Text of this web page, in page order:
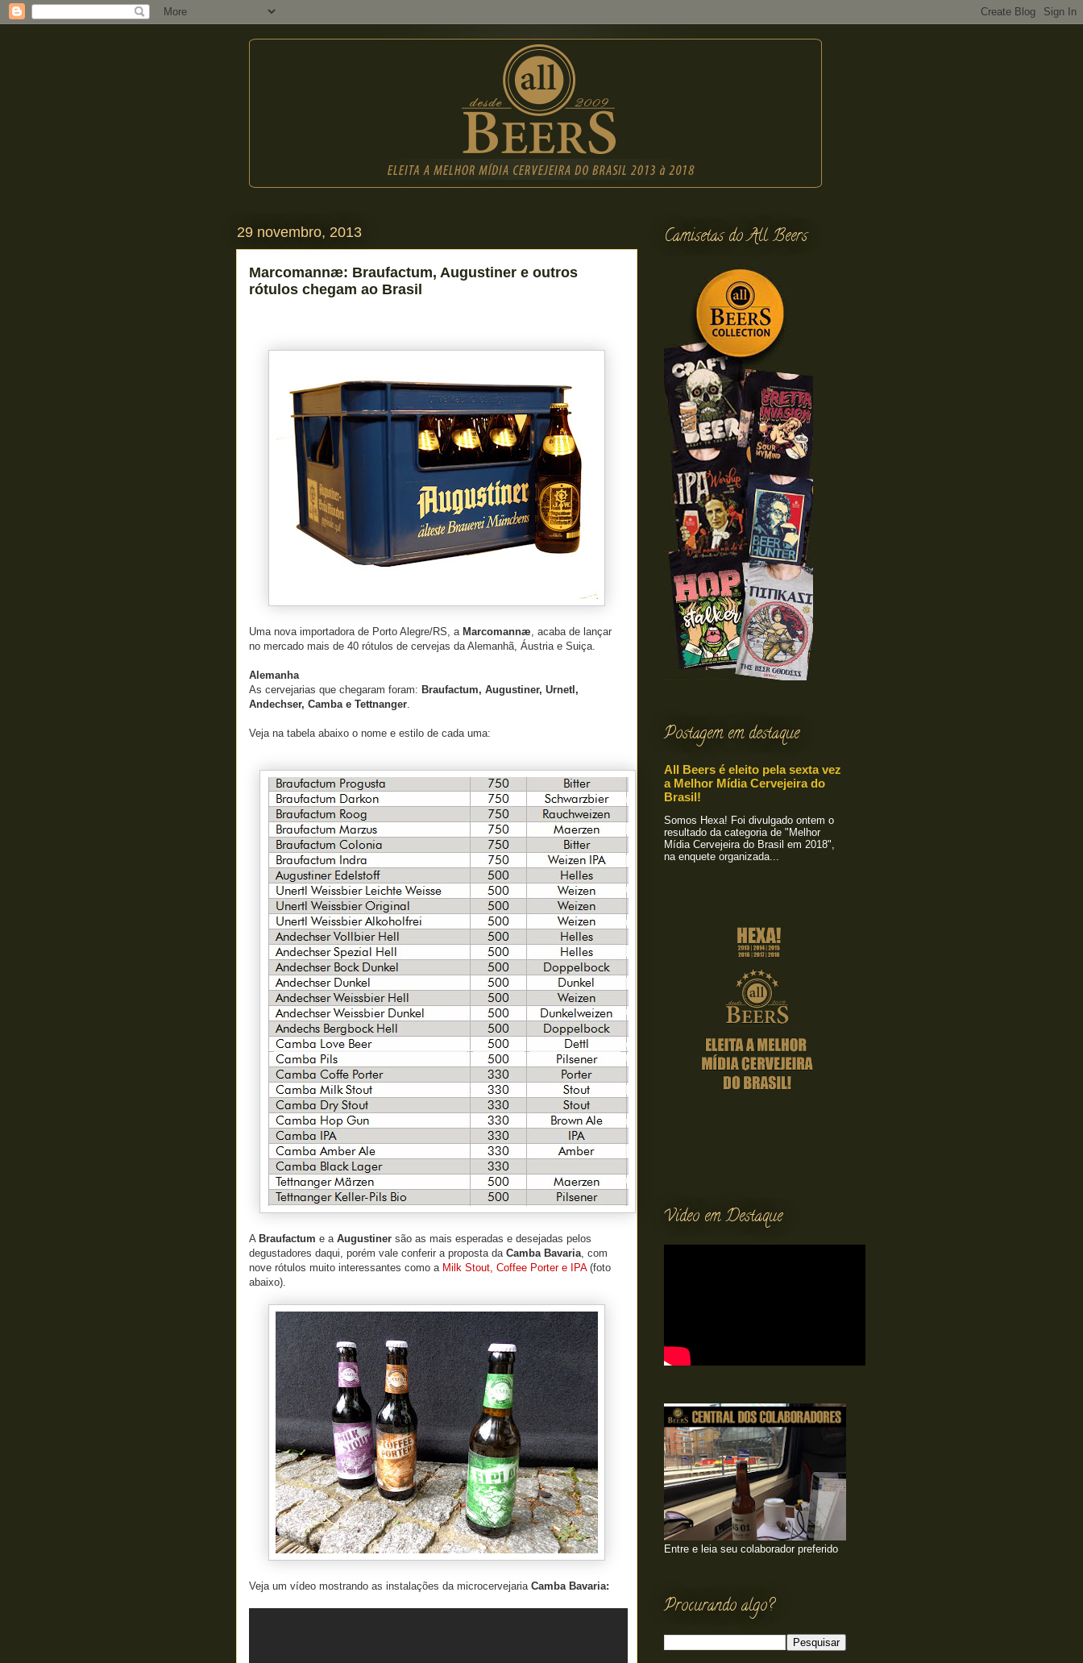
29 novembro, 2013
Marcomannæ: Braufactum, Augustiner e outros
rótulos chegam ao Brasil
Uma nova importadora de Porto Alegre/RS, a Marcomannæ, acaba de lançar
no mercado mais de 40 rótulos de cervejas da Alemanhã, Áustria e Suiça.
Alemanha
As cervejarias que chegaram foram: Braufactum, Augustiner, Urnetl,
Andechser, Camba e Tettnanger.
Veja na tabela abaixo o nome e estilo de cada uma:
A Braufactum e a Augustiner são as mais esperadas e desejadas pelos
degustadores daqui, porém vale conferir a proposta da Camba Bavaria, com
nove rótulos muito interessantes como a Milk Stout, Coffee Porter e IPA(foto
abaixo).
Veja um vídeo mostrando as instalações da microcervejaria Camba Bavaria:
Camisetas do All Beers
Postagem em destaque
All Beers é eleito pela sexta vez
a Melhor Mídia Cervejeira do
Brasil!
Somos Hexa! Foi divulgado ontem o
resultado da categoria de "Melhor
Mídia Cervejeira do Brasil em 2018",
na enquete organizada...
Vídeo em Destaque
Entre e leia seu colaborador preferido
Procurando algo?